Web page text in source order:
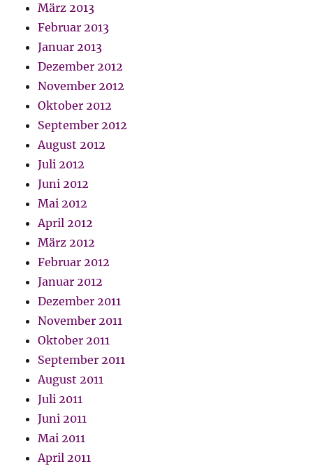
März 2013
Februar 2013
Januar 2013
Dezember 2012
November 2012
Oktober 2012
September 2012
August 2012
Juli 2012
Juni 2012
Mai 2012
April 2012
März 2012
Februar 2012
Januar 2012
Dezember 2011
November 2011
Oktober 2011
September 2011
August 2011
Juli 2011
Juni 2011
Mai 2011
April 2011